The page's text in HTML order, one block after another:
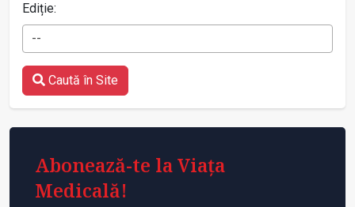
Ediție:
--
Caută în Site
Abonează-te la Viața
Medicală!